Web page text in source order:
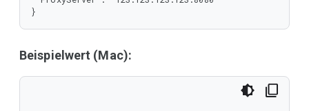
}
Beispielwert (Mac):